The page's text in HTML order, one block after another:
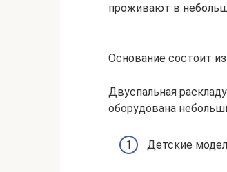
проживают в
Основание состоит
Двуспальная
оборудована
Детские